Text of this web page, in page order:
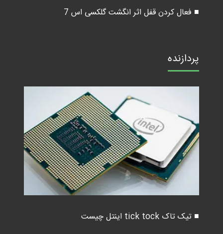
■ فعال کردن قفل اثر انگشت گلکسی اس 7
پردازنده
■ تیک تاک tick tock اینتل چیست